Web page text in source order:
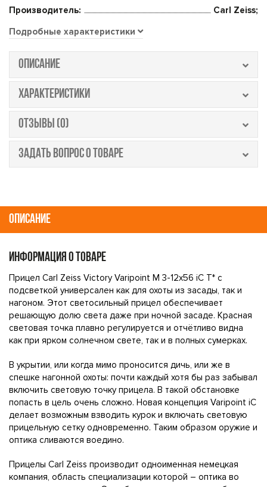
Производитель:
Carl Zeiss;
Подробные характеристики
ОПИСАНИЕ
ХАРАКТЕРИСТИКИ
ОТЗЫВЫ (0)
ЗАДАТЬ ВОПРОС О ТОВАРЕ
ОПИСАНИЕ
ИНФОРМАЦИЯ О ТОВАРЕ
Прицел Carl Zeiss Victory Varipoint M 3-12x56 iC T* с
подсветкой универсален как для охоты из засады, так и
нагоном. Этот светосильный прицел обеспечивает
решающую долю света даже при ночной засаде. Красная
световая точка плавно регулируется и отчётливо видна
как при ярком солнечном свете, так и в полных сумерках.
В укрытии, или когда мимо проносится дичь, или же в
спешке нагонной охоты: почти каждый хотя бы раз забывал
включить световую точку прицела. В такой обстановке
попасть в цель очень сложно. Новая концепция Varipoint iC
делает возможным взводить курок и включать световую
прицельную сетку одновременно. Таким образом оружие и
оптика сливаются воедино.
Прицелы Carl Zeiss производит одноименная немецкая
компания, область специализации которой – оптика во